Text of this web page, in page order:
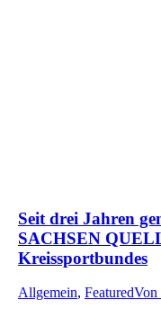
Seit drei Jahren
SACHSEN
Kreissportbundes
Allgemein, FeaturedVon